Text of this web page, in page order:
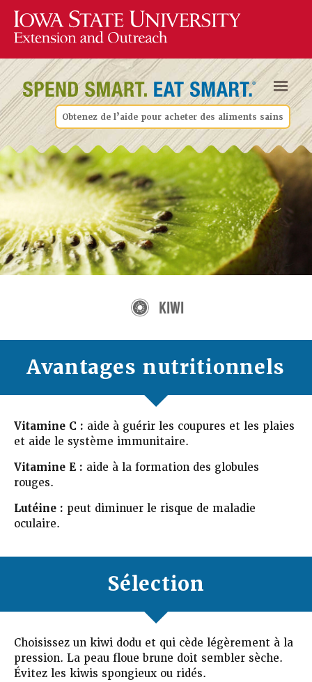
Obtenez de l’aide pour acheter des aliments sains
KIWI
Avantages nutritionnels
Vitamine C : aide à guérir les coupures et les plaies
et aide le système immunitaire.
Vitamine E : aide à la formation des globules
rouges.
Lutéine : peut diminuer le risque de maladie
oculaire.
Sélection
Choisissez un kiwi dodu et qui cède légèrement à la
pression. La peau floue brune doit sembler sèche.
Évitez les kiwis spongieux ou ridés.